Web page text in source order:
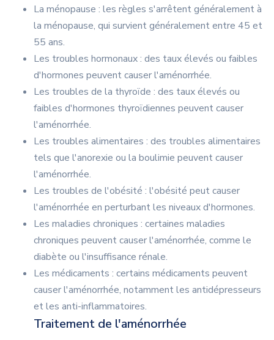
La ménopause : les règles s'arrêtent généralement à
la ménopause, qui survient généralement entre 45 et
55 ans.
Les troubles hormonaux : des taux élevés ou faibles
d'hormones peuvent causer l'aménorrhée.
Les troubles de la thyroïde : des taux élevés ou
faibles d'hormones thyroïdiennes peuvent causer
l'aménorrhée.
Les troubles alimentaires : des troubles alimentaires
tels que l'anorexie ou la boulimie peuvent causer
l'aménorrhée.
Les troubles de l'obésité : l'obésité peut causer
l'aménorrhée en perturbant les niveaux d'hormones.
Les maladies chroniques : certaines maladies
chroniques peuvent causer l'aménorrhée, comme le
diabète ou l'insuffisance rénale.
Les médicaments : certains médicaments peuvent
causer l'aménorrhée, notamment les antidépresseurs
et les anti-inflammatoires.
Traitement de l'aménorrhée